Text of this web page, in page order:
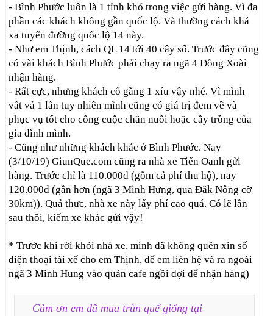
- Bình Phước luôn là 1 tỉnh khó trong việc gửi hàng. Vì đa
phần các khách không gần quốc lộ. Và thường cách khá
xa tuyến đường quốc lộ 14 này.
- Như em Thịnh, cách QL 14 tới 40 cây số. Trước đây cũng
có vài khách Bình Phước phải chạy ra ngã 4 Đồng Xoài
nhận hàng.
- Rất cực, nhưng khách cố gắng 1 xíu vậy nhé. Vì mình
vất vả 1 lần tuy nhiên mình cũng có giá trị đem về và
phục vụ tốt cho công cuộc chăn nuôi hoặc cây trồng của
gia đình mình.
- Cũng như những khách khác ở Bình Phước. Nay
(3/10/19) GiunQue.com cũng ra nhà xe Tiến Oanh gửi
hàng. Trước chỉ là 110.000đ (gồm cả phí thu hộ), nay
120.000đ (gần hơn (ngã 3 Minh Hưng, qua Đăk Nông cỡ
30km)). Quả thưc, nhà xe này lấy phí cao quá. Có lẽ lần
sau thôi, kiếm xe khác gửi vậy!
* Trước khi rời khỏi nhà xe, mình đã không quên xin số
điện thoại tài xế cho em Thịnh, để em liên hệ và ra ngoài
ngã 3 Minh Hung vào quán cafe ngồi đợi để nhận hàng)
Cảm ơn em đã mua trùn quế giống tại